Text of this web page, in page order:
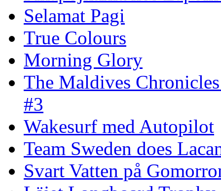
Selamat Pagi
True Colours
Morning Glory
The Maldives
#3
Wakesurf med Autopilot
Team Sweden does
Svart Vatten på